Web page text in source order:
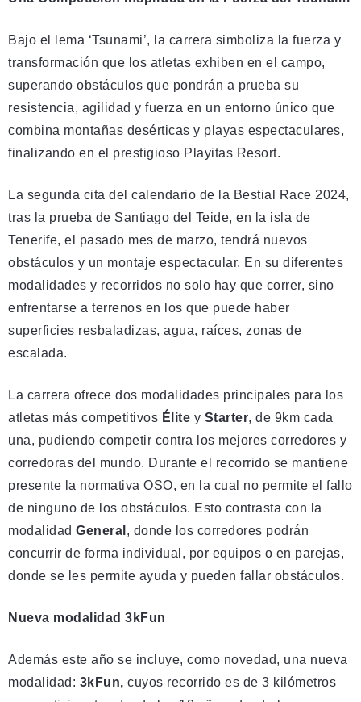
Bajo el lema ‘Tsunami’, la carrera simboliza la fuerza y
transformación que los atletas exhiben en el campo,
superando obstáculos que pondrán a prueba su
resistencia, agilidad y fuerza en un entorno único que
combina montañas desérticas y playas espectaculares,
finalizando en el prestigioso Playitas Resort.
La segunda cita del calendario de la Bestial Race 2024,
tras la prueba de Santiago del Teide, en la isla de
Tenerife, el pasado mes de marzo, tendrá nuevos
obstáculos y un montaje espectacular. En su diferentes
modalidades y recorridos no solo hay que correr, sino
enfrentarse a terrenos en los que puede haber
superficies resbaladizas, agua, raíces, zonas de
escalada.
La carrera ofrece dos modalidades principales para los
atletas más competitivos Élite y Starter, de 9km cada
una, pudiendo competir contra los mejores corredores y
corredoras del mundo. Durante el recorrido se mantiene
presente la normativa OSO, en la cual no permite el fallo
de ninguno de los obstáculos. Esto contrasta con la
modalidad General , donde los corredores podrán
concurrir de forma individual, por equipos o en parejas,
donde se les permite ayuda y pueden fallar obstáculos.
Nueva modalidad 3kFun
Además este año se incluye, como novedad, una nueva
modalidad: 3kFun, cuyos recorrido es de 3 kilómetros